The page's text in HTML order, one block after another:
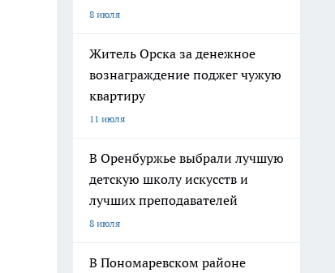
8 июля
Житель Орска за денежное
вознаграждение поджег чужую
квартиру
11 июля
В Оренбуржье выбрали лучшую
детскую школу искусств и
лучших преподавателей
8 июля
В Пономаревском районе